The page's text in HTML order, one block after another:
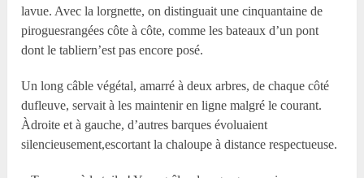
lavue. Avec la lorgnette, on distinguait une cinquantaine de
piroguesrangées côte à côte, comme les bateaux d’un pont
dont le tabliern’est pas encore posé.
Un long câble végétal, amarré à deux arbres, de chaque côté
dufleuve, servait à les maintenir en ligne malgré le courant.
Àdroite et à gauche, d’autres barques évoluaient
silencieusement,escortant la chaloupe à distance respectueuse.